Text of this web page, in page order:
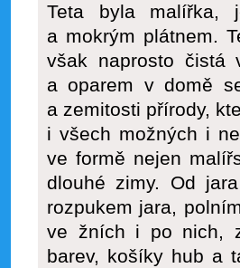
Teta byla malířka,
a mokrým plátnem.
však naprosto čistá
a oparem v domě
a zemitosti přírody,
i všech možných i
ve formě nejen
dlouhé zimy. Od
rozpukem jara,
ve žních i po nich,
barev, košíky hub a